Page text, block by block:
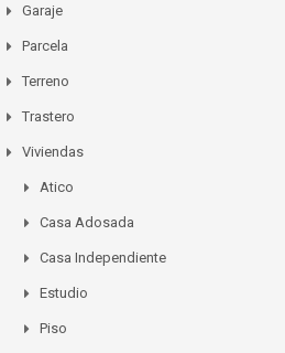
Garaje
Parcela
Terreno
Trastero
Viviendas
Atico
Casa Adosada
Casa Independiente
Estudio
Piso